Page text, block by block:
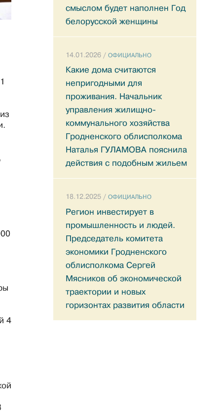
4
смыслом будет наполнен Год
белорусской женщины
14.01.2026 / ОФИЦИАЛЬНО
Какие дома считаются
непригодными для
проживания. Начальник
управления жилищно-
коммунального хозяйства
Гродненского облисполкома
Наталья ГУЛАМОВА пояснила
действия с подобным жильем
18.12.2025 / ОФИЦИАЛЬНО
Регион инвестирует в
промышленность и людей.
Председатель комитета
экономики Гродненского
облисполкома Сергей
Мясников об экономической
траектории и новых
горизонтах развития области